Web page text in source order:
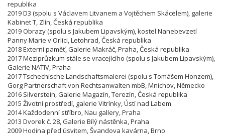
republika
2019 D3 (spolu s Václavem Litvanem a Vojtěchem Skácelem), galerie
Kabinet T, Zlín, Česká republika
2019 Obrazy (spolu s Jakubem Lipavským), kostel Nanebevzetí
Panny Marie v Orlici, Letohrad, Česká republika
2018 Externí paměť, Galerie Makráč, Praha, Česká republika
2017 Meziprůzkum stále se vracejícího (spolu s Jakubem Lipavským),
Galerie NATIV, Praha
2017 Tschechische Landschaftsmalerei (spolu s Tomášem Honzem),
Gorg Partnerschaft von Rechtsanwalten mbB, Mnichov, Německo
2016 Silverstein, Galerie Magazín, Terezín, Česká republika
2015 Životní prostředí, galerie Vitrínky, Ústí nad Labem
2014 Každodenní stříbro, Nau gallery, Praha
2013 Dvorek č. 28, Galerie Bílý nástěnka, Praha
2009 Hodina před úsvitem, Švandova kavárna, Brno